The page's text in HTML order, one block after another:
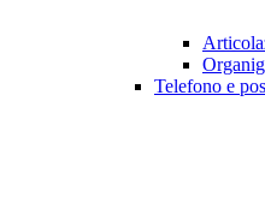
Telefono e